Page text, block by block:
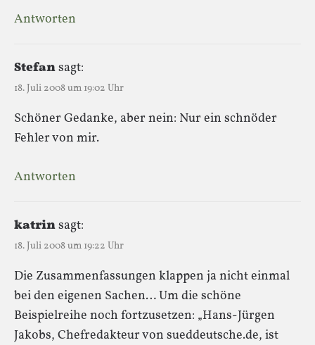
Antworten
Stefansagt:
18. Juli 2008 um 19:02 Uhr
Schöner Gedanke, aber nein: Nur ein schnöder
Fehler von mir.
Antworten
katrinsagt:
18. Juli 2008 um 19:22 Uhr
Die Zusammenfassungen klappen ja nicht einmal
bei den eigenen Sachen… Um die schöne
Beispielreihe noch fortzusetzen: „Hans-Jürgen
Jakobs, Chefredakteur von sueddeutsche.de, ist